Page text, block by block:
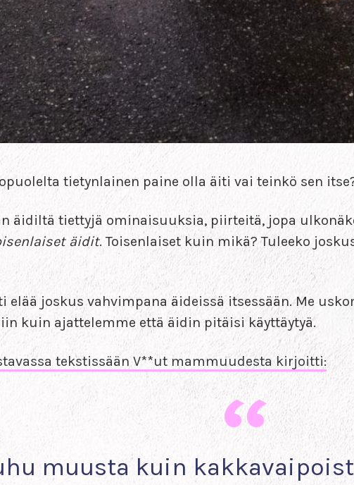
tietynlainen paine olla äiti vai teinkö sen
äidiltä tiettyjä ominaisuuksia, piirteitä, jopa
äidit. Toisenlaiset kuin mikä? Tuleeko
elää joskus vahvimpana äideissä itsessään. Me
kuin ajattelemme että äidin pitäisi käyttäytyä.
tekstissään V**ut mammuudesta kirjoitti:
muusta kuin